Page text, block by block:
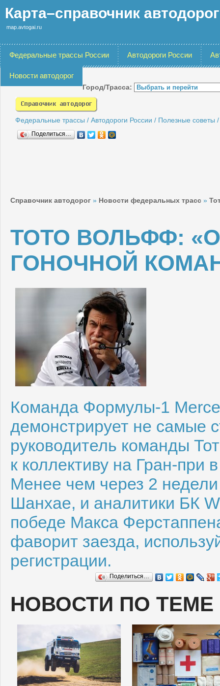
Карта–справочник
map.avtogai.ru
Федеральные трассы России Автодороги России
Новости автодорог
Город/Трасса:
Федеральные трассы / Автодороги России / Полезные советы
Поделиться…
Справочник автодорог » Новости федеральных трасс »
ТОТО ВОЛЬФФ:
ГОНОЧНОЙ
Команда Формулы-1
демонстрирует не самые
руководитель команды
к коллективу на Гран-при
Менее чем через 2 недели
Шанхае, и аналитики БК
победе Макса
фаворит заезда,
регистрации.
Поделиться…
НОВОСТИ ПО ТЕМЕ